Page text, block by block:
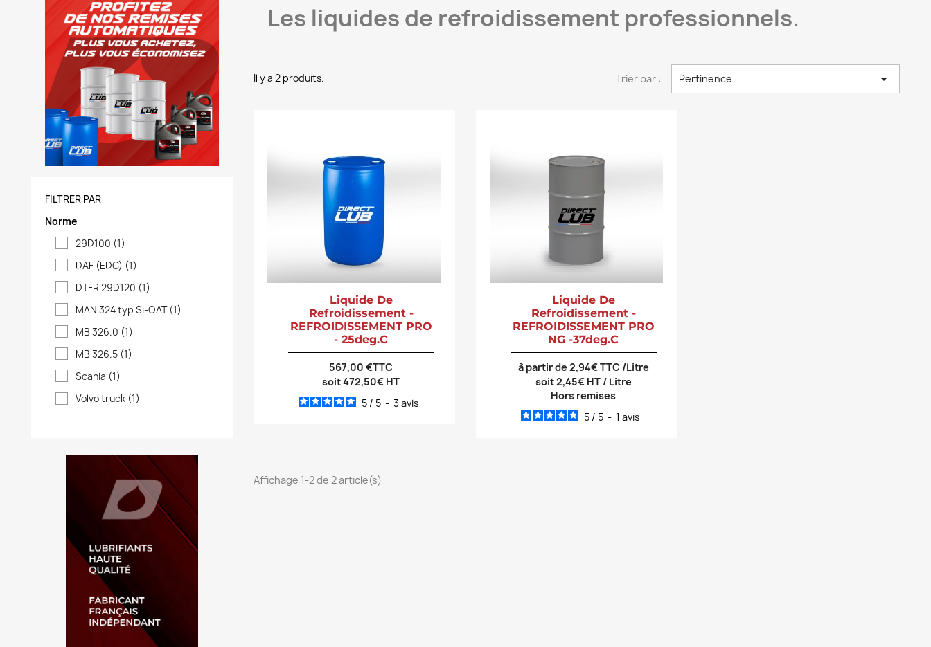
FILTRER PAR
Norme
29D100 (1)
DAF (EDC) (1)
DTFR 29D120 (1)
MAN 324 typ Si-OAT (1)
MB 326.0 (1)
MB 326.5 (1)
Scania (1)
Volvo truck (1)
Les liquides de refroidissement professionnels.
Il y a 2 produits. Trier par : Pertinence 
Liquide De
Refroidissement -
REFROIDISSEMENT PRO
- 25deg.C
567,00 €TTC
soit 472,50€ HT
5 / 5 - 3avis
Liquide De
Refroidissement -
REFROIDISSEMENT PRO
NG -37deg.C
à partir de 2,94€ TTC /Litre
soit 2,45€ HT / Litre
Hors remises
5 / 5 - 1avis
Affichage 1-2 de 2 article(s)